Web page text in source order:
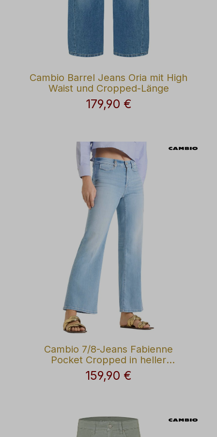
Cambio Barrel Jeans Oria mit High
Waist und Cropped-Länge
Regulärer Preis:
179,90 €
Cambio 7/8-Jeans Fabienne
Pocket Cropped in heller
Jeanswaschung
Regulärer Preis:
159,90 €